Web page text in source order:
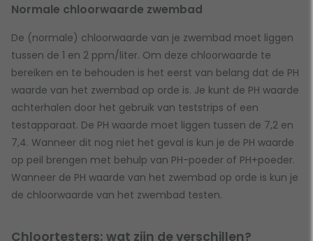
Normale chloorwaarde zwembad
De (normale) chloorwaarde van je zwembad moet liggen
tussen de 1 en 2 ppm/liter. Om deze chloorwaarde te
bereiken en te behouden is het eerst van belang dat de PH
waarde van het zwembad op orde is. Je kunt de PH waarde
achterhalen door het gebruik van teststrips of een
testapparaat. De PH waarde moet liggen tussen de 7,2 en
7,4. Wanneer dit nog niet het geval is kun je de PH waarde
op peil brengen met behulp van PH-poeder of PH+poeder.
Wanneer de PH waarde van het zwembad op orde is kun je
de chloorwaarde van het zwembad testen.
Chloortesters; wat zijn de verschillen?